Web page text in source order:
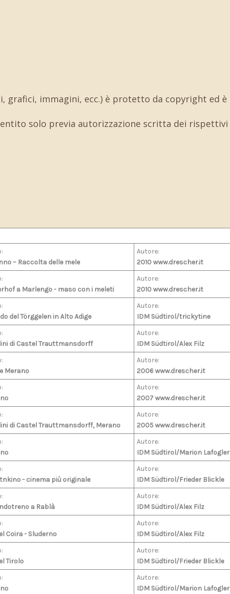
immagini, ecc.) è protetto da copyright ed è
solo previa autorizzazione scritta dei rispettivi
– Raccolta delle mele
Autore:
2010 www.drescher.it
a Marlengo - maso con i meleti
Autore:
2010 www.drescher.it
del Törggelen in Alto Adige
Autore:
IDM Südtirol/trickytine
di Castel Trauttmansdorff
Autore:
IDM Südtirol/Alex Filz
Merano
Autore:
2006 www.drescher.it
Autore:
2007 www.drescher.it
di Castel Trauttmansdorff, Merano
Autore:
2005 www.drescher.it
Autore:
IDM Südtirol/Marion Lafogler
- cinema più originale
Autore:
IDM Südtirol/Frieder Blickle
a Rablà
Autore:
IDM Südtirol/Alex Filz
Coira - Sluderno
Autore:
IDM Südtirol/Alex Filz
Tirolo
Autore:
IDM Südtirol/Frieder Blickle
Autore:
IDM Südtirol/Marion Lafogler